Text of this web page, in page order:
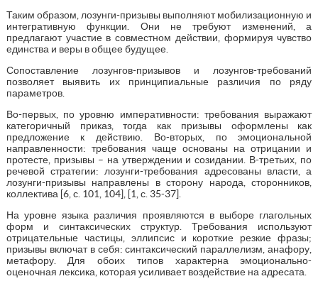
Таким образом, лозунги-призывы выполняют мобилизационную и
интегративную функции. Они не требуют изменений, а
предлагают участие в совместном действии, формируя чувство
единства и веры в общее будущее.
Сопоставление лозунгов-призывов и лозунгов-требований
позволяет выявить их принципиальные различия по ряду
параметров.
Во-первых, по уровню императивности: требования выражают
категоричный приказ, тогда как призывы оформлены как
предложение к действию. Во-вторых, по эмоциональной
направленности: требования чаще основаны на отрицании и
протесте, призывы – на утверждении и созидании. В-третьих, по
речевой стратегии: лозунги-требования адресованы власти, а
лозунги-призывы направлены в сторону народа, сторонников,
коллектива [6, с. 101, 104], [1, с. 35-37].
На уровне языка различия проявляются в выборе глагольных
форм и синтаксических структур. Требования используют
отрицательные частицы, эллипсис и короткие резкие фразы;
призывы включат в себя: синтаксический параллелизм, анафору,
метафору. Для обоих типов характерна эмоционально-
оценочная лексика, которая усиливает воздействие на адресата.